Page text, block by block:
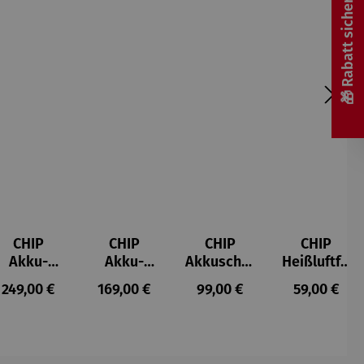
CHIP
Akku-
ger
Regulärer Preis:
249,00 €
CHIP
Akku-
Staubsau
ger DS02
Regulärer Preis:
169,00 €
CHIP
Akkuschra
uber
Regulärer Preis:
99,00 €
CHIP
Heißluftfri
tteuse
Regulärer
59,00 €
🎁 Rabatt sichern! 🎁